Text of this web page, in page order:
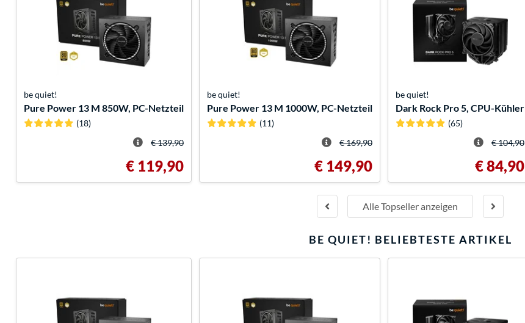
Alle Topseller anzeigen
be quiet!
Pure Power 13 M 850W, PC-Netzteil
(18)
€ 139,90
€ 119,90
be quiet!
Pure Power 13 M 1000W, PC-Netzteil
(11)
€ 169,90
€ 149,90
be quiet!
Dark Rock Pro 5, CPU-Kühler
(65)
€ 104,90
€ 84,90
BE QUIET! BELIEBTESTE ARTIKEL